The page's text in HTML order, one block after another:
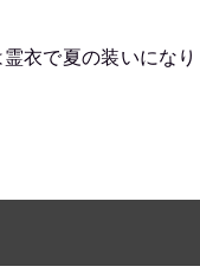
衣で夏の装いになり